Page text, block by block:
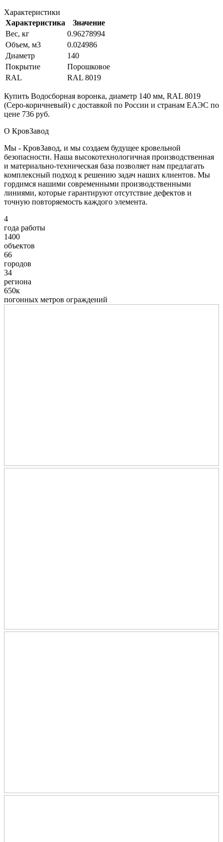
Характеристики
Характеристика
Значение
Вес, кг
0.96278994
Объем, м3
0.024986
Диаметр
140
Покрытие
Порошковое
RAL
RAL 8019
Купить Водосборная воронка, диаметр 140 мм, RAL 8019
(Серо-коричневый) с доставкой по России и странам ЕАЭС по
цене 736 руб.
О КровЗавод
Мы - КровЗавод, и мы создаем будущее кровельной
безопасности. Наша высокотехнологичная производственная
и материально-техническая база позволяет нам предлагать
комплексный подход к решению задач наших клиентов. Мы
гордимся нашими современными производственными
линиями, которые гарантируют отсутствие дефектов и
точную повторяемость каждого элемента.
4
года работы
1400
объектов
66
городов
34
региона
650к
погонных метров ограждений